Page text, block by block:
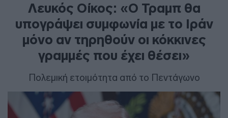
Λευκός Οίκος: «Ο Τραμπ θα
υπογράψει συμφωνία με το Ιράν
μόνο αν τηρηθούν οι κόκκινες
γραμμές που έχει θέσει»
Πολεμική ετοιμότητα από το Πεντάγωνο